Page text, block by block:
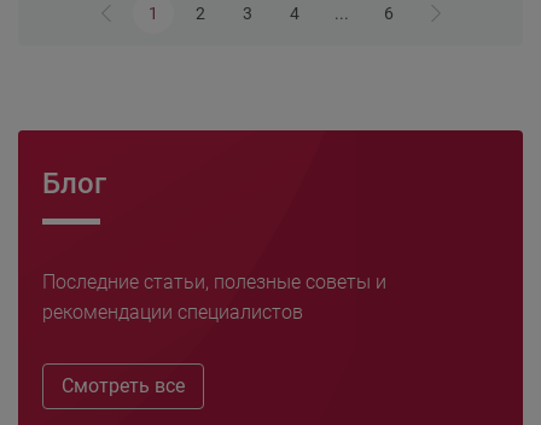
1 2 3 4 ... 6
Блог
Последние статьи, полезные советы и
рекомендации специалистов
Смотреть все